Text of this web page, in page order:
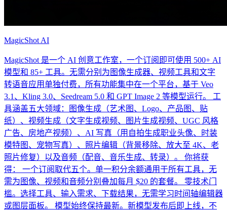
MagicShot AI
MagicShot 是一个 AI 创意工作室，一个订阅即可使用 500+ AI
模型和 85+ 工具。无需分别为图像生成器、视频工具和文字
转语音应用单独付费，所有功能集中在一个平台，基于 Veo
3.1、Kling 3.0、Seedream 5.0 和 GPT Image 2 等模型运行。 工
具涵盖五大领域：图像生成（艺术图、Logo、产品图、贴
纸）、视频生成（文字生成视频、图片生成视频、UGC 风格
广告、房地产视频）、AI 写真（用自拍生成职业头像、时装
模特图、宠物写真）、照片编辑（背景移除、放大至 4K、老
照片修复）以及音频（配音、音乐生成、转录）。 你将获
得： 一个订阅取代五个。单一积分余额通用于所有工具，无
需为图像、视频和音频分别叠加每月 $20 的套餐。 零技术门
槛。选择工具、输入需求、下载结果，无需学习时间轴编辑器
或图层面板。 模型始终保持最新。新模型发布后即上线，不